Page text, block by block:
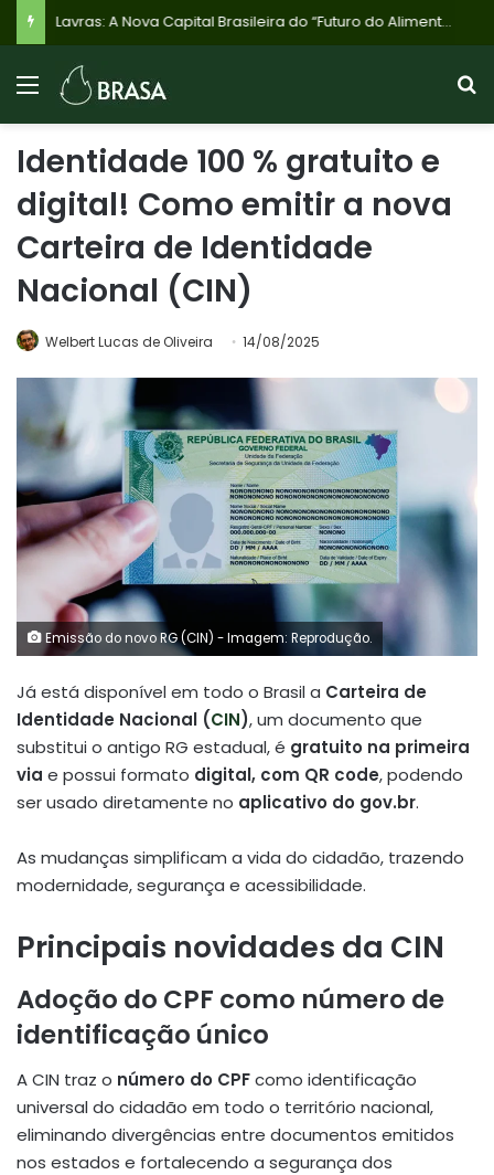
Lavras: A Nova Capital Brasileira do “Futuro do Alimento” Impulsionada por Inovação e Clean Label
Identidade 100 % gratuito e
digital! Como emitir a nova
Carteira de Identidade
Nacional (CIN)
Welbert Lucas de Oliveira 14/08/2025
Emissão do novo RG (CIN) - Imagem: Reprodução.
Já está disponível em todo o Brasil a Carteira de
Identidade Nacional (CIN), um documento que
substitui o antigo RG estadual, é gratuito na primeira
via e possui formato digital, com QR code, podendo
ser usado diretamente no aplicativo do gov.br.
As mudanças simplificam a vida do cidadão, trazendo
modernidade, segurança e acessibilidade.
Principais novidades da CIN
Adoção do CPF como número de
identificação único
A CIN traz o número do CPFcomo identificação
universal do cidadão em todo o território nacional,
eliminando divergências entre documentos emitidos
nos estados e fortalecendo a segurança dos